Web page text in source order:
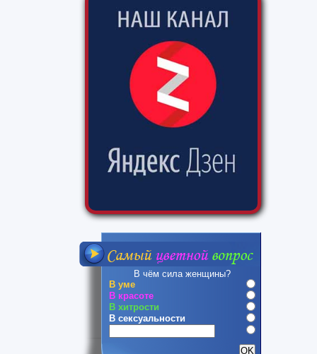
В чём сила женщины?
В уме
В красоте
В хитрости
В сексуальности